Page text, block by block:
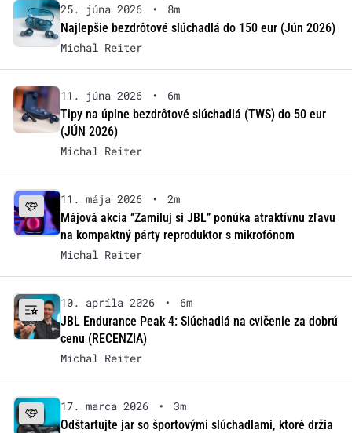
25. júna 2026 •
8m
Najlepšie bezdrôtové slúchadlá do 150 eur (Jún 2026)
Michal Reiter
11. júna 2026 •
6m
Tipy na úplne bezdrôtové slúchadlá (TWS) do 50 eur
(JÚN 2026)
Michal Reiter
11. mája 2026 •
2m
Májová akcia ‘’Zamiluj si JBL’’ ponúka atraktívnu zľavu
na kompaktný párty reproduktor s mikrofónom
Michal Reiter
10. apríla 2026 •
6m
JBL Endurance Peak 4: Slúchadlá na cvičenie za dobrú
cenu (RECENZIA)
Michal Reiter
17. marca 2026 •
3m
Odštartujte jar so športovými slúchadlami, ktoré držia